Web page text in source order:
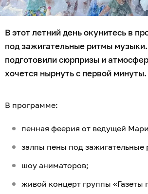
В этот летний день окунитесь в
под зажигательные ритмы
подготовили сюрпризы и
хочется нырнуть с первой минуты.
В программе:
пенная феерия от ведущей
залпы пены под
шоу аниматоров;
живой концерт группы «Газеты